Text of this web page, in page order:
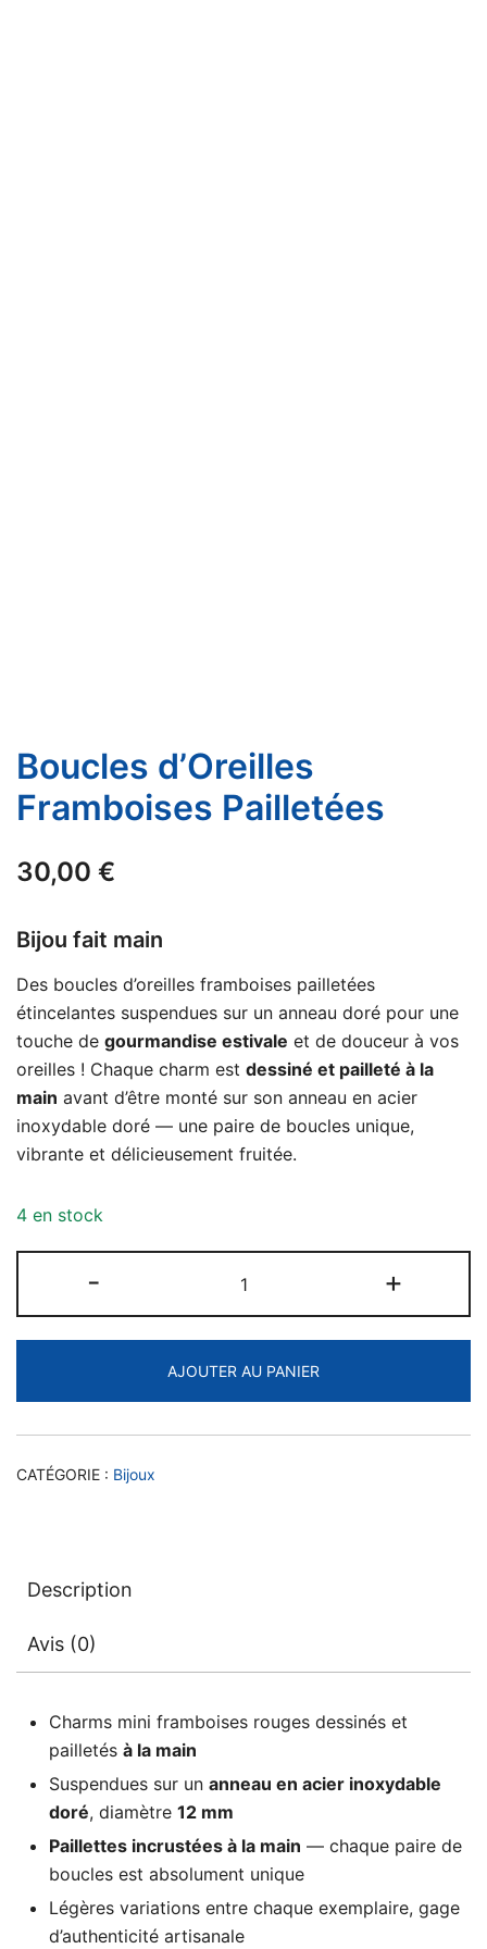
Boucles d’Oreilles
Framboises Pailletées
30,00 €
Bijou fait main
Des boucles d’oreilles framboises pailletées
étincelantes suspendues sur un anneau doré pour une
touche de gourmandise estivale et de douceur à vos
oreilles ! Chaque charm est dessiné et pailleté à la
main avant d’être monté sur son anneau en acier
inoxydable doré — une paire de boucles unique,
vibrante et délicieusement fruitée.
4 en stock
-
de
Boucles
Framboises
Pailletées
+
AJOUTER AU PANIER
CATÉGORIE : Bijoux
Description
Avis (0)
Charms mini framboises rouges dessinés et
pailletés à la main
Suspendues sur un anneau en acier inoxydable
doré, diamètre 12 mm
Paillettes incrustées à la main — chaque paire de
boucles est absolument unique
Légères variations entre chaque exemplaire, gage
d’authenticité artisanale